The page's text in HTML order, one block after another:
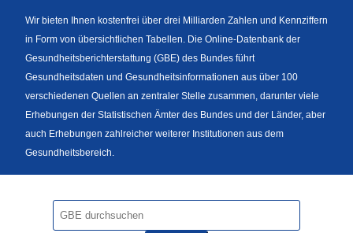
Wir bieten Ihnen kostenfrei über drei Milliarden Zahlen und Kennziffern
in Form von übersichtlichen Tabellen. Die Online-Datenbank der
Gesundheitsberichterstattung (GBE) des Bundes führt
Gesundheitsdaten und Gesundheitsinformationen aus über 100
verschiedenen Quellen an zentraler Stelle zusammen, darunter viele
Erhebungen der Statistischen Ämter des Bundes und der Länder, aber
auch Erhebungen zahlreicher weiterer Institutionen aus dem
Gesundheitsbereich.